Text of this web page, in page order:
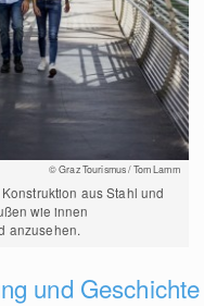
© Graz Tourismus / Tom Lamm
aus Stahl und
wie innen
anzusehen.
und Geschichte